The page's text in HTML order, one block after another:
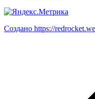
Создано https://